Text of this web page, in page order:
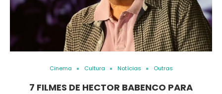
Cinema Cultura Notícias Outras
7 FILMES DE HECTOR BABENCO PARA